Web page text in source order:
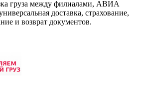
груза между филиалами, АВИА
доставка, страхование,
и возврат документов.